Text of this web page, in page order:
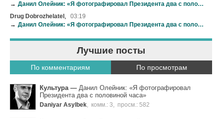
→ Данил Олейник: «Я фотографировал Президента два с половиной часа»
Drug Dobrozhelatel , 03:19
→ Данил Олейник: «Я фотографировал Президента два с половиной часа»
Лучшие посты
По комментариям По просмотрам
Культура— Данил Олейник: «Я фотографировал
Президента два с половиной часа»
Daniyar Asylbek комм.: 3 просм.: 582